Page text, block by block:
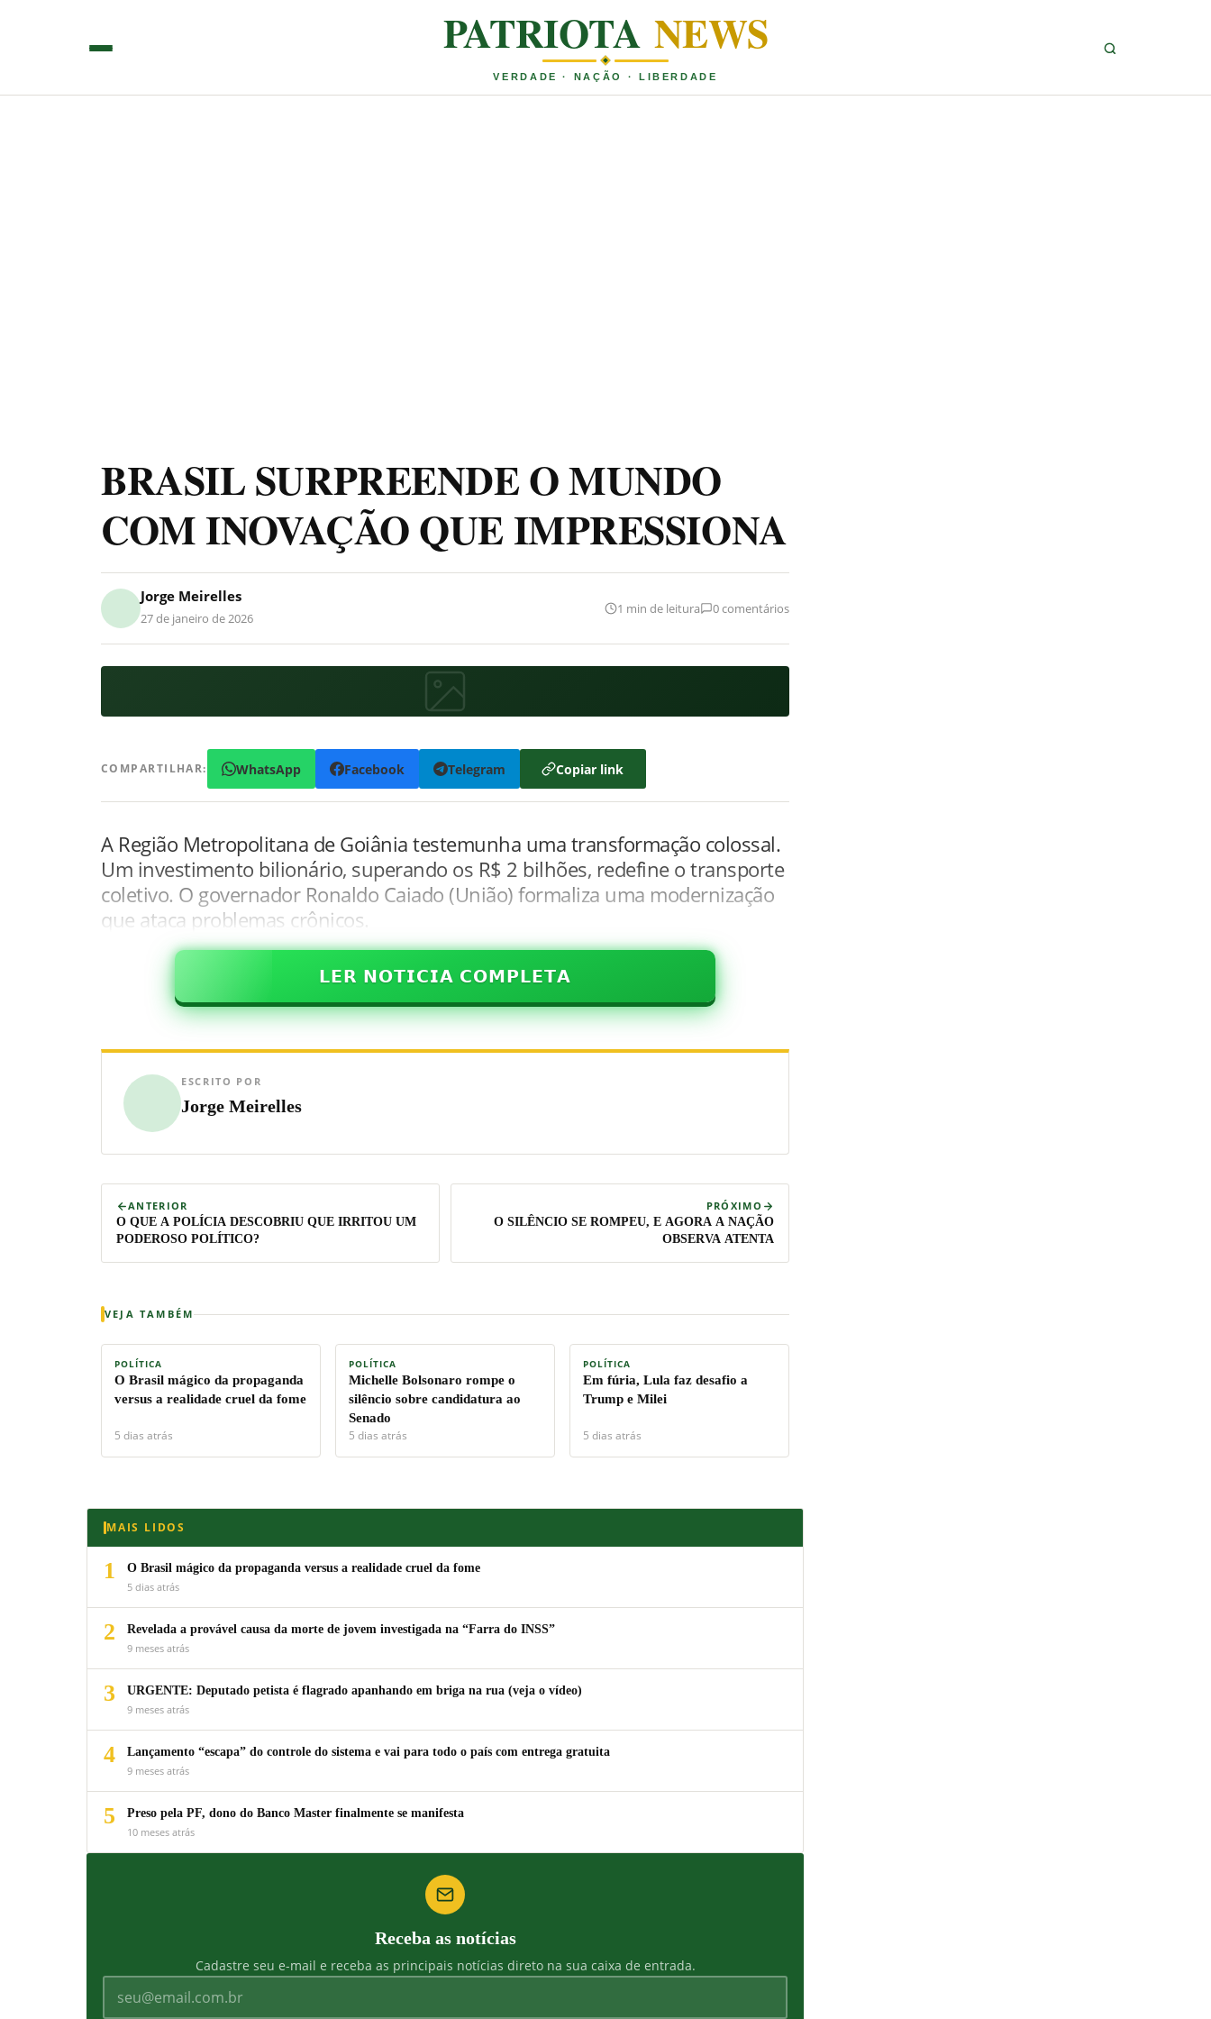
PATRIOTA NEWS
VERDADE · NAÇÃO · LIBERDADE
BRASIL SURPREENDE O MUNDO
COM INOVAÇÃO QUE IMPRESSIONA
Jorge Meirelles
27 de janeiro de 2026
1 min de leitura 0 comentários
COMPARTILHAR: WhatsApp Facebook Telegram Copiar link
A Região Metropolitana de Goiânia testemunha uma transformação colossal.
Um investimento bilionário, superando os R$ 2 bilhões, redefine o transporte
coletivo. O governador Ronaldo Caiado (União) formaliza uma modernização
que ataca problemas crônicos.
𝗟𝗘𝗥 𝗡𝗢𝗧𝗜𝗖𝗜𝗔 𝗖𝗢𝗠𝗣𝗟𝗘𝗧𝗔
ESCRITO POR
Jorge Meirelles
ANTERIOR
O QUE A POLÍCIA DESCOBRIU QUE IRRITOU UM
PODEROSO POLÍTICO?
PRÓXIMO
O SILÊNCIO SE ROMPEU, E AGORA A NAÇÃO
OBSERVA ATENTA
VEJA TAMBÉM
POLÍTICA
O Brasil mágico da propaganda
versus a realidade cruel da fome
5 dias atrás
POLÍTICA
Michelle Bolsonaro rompe o
silêncio sobre candidatura ao
Senado
5 dias atrás
POLÍTICA
Em fúria, Lula faz desafio a
Trump e Milei
5 dias atrás
MAIS LIDOS
1
O Brasil mágico da propaganda versus a realidade cruel da fome
5 dias atrás
2
Revelada a provável causa da morte de jovem investigada na “Farra do INSS”
9 meses atrás
3
URGENTE: Deputado petista é flagrado apanhando em briga na rua (veja o vídeo)
9 meses atrás
4
Lançamento “escapa” do controle do sistema e vai para todo o país com entrega gratuita
9 meses atrás
5
Preso pela PF, dono do Banco Master finalmente se manifesta
10 meses atrás
Receba as notícias
Cadastre seu e-mail e receba as principais notícias direto na sua caixa de entrada.